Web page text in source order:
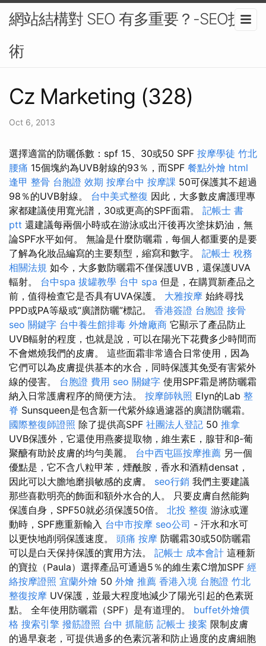
網站結構對 SEO 有多重要？-SEO技
術
Cz Marketing (328)
Oct 6, 2013
選擇適當的防曬係數：spf 15、30或50 SPF 按摩學徒 竹北
腰痛 15個塊約為UVB射線的93％，而SPF 餐點外燴 html
逢甲 整骨 台胞證 效期 按摩台中 按摩課 50可保護其不超過
98％的UVB射線。 台中美式整復 因此，大多數皮膚護理專
家都建議使用寬光譜，30或更高的SPF面霜。 記帳士 書
ptt 還建議每兩個小時或在游泳或出汗後再次塗抹奶油，無
論SPF水平如何。 無論是什麼防曬霜，每個人都重要的是要
了解為化妝品編寫的主要類型，縮寫和數字。 記帳士 稅務
相關法規 如今，大多數防曬霜不僅保護UVB，還保護UVA
輻射。 台中spa 拔罐教學 台中 spa 但是，在購買新產品之
前，值得檢查它是否具有UVA保護。 大雅按摩 始終尋找
PPD或PA等級或“廣譜防曬”標記。 香港簽證 台胞證 接骨
seo 關鍵字 台中養生館排毒 外燴廠商 它顯示了產品防止
UVB輻射的程度，也就是說，可以在陽光下花費多少時間而
不會燃燒我們的皮膚。 這些面霜非常適合日常使用，因為
它們可以為皮膚提供基本的水合，同時保護其免受有害紫外
線的侵害。 台胞證 費用 seo 關鍵字 使用SPF霜是將防曬霜
納入日常護膚程序的簡便方法。 按摩師執照 Elyn的Lab 整
脊 Sunsqueen是包含新一代紫外線過濾器的廣譜防曬霜。
國際整復師證照 除了提供高SPF 社團法人登記 50 推拿
UVB保護外，它還使用燕麥提取物，維生素E，腺苷和β-葡
聚醣有助於皮膚的均勻美麗。 台中西屯區按摩推薦 另一個
優點是，它不含八粒甲苯，煙酰胺，香水和酒精densat，
因此可以大膽地磨損敏感的皮膚。 seo行銷 我們主要建議
那些喜歡明亮的飾面和額外水合的人。 只要皮膚自然能夠
保護自身，SPF50就必須保護50倍。 北投 整復 游泳或運
動時，SPF應重新輸入 台中市按摩 seo公司 - 汗水和水可
以更快地削弱保護速度。 頭痛 按摩 防曬霜30或50防曬霜
可以是白天保持保護的實用方法。 記帳士 成本會計 這種新
的寶拉（Paula）選擇產品可通過5％的維生素C增加SPF 經
絡按摩證照 宜蘭外燴 50 外燴 推薦 香港入境 台胞證 竹北
整復按摩 UV保護，並最大程度地減少了陽光引起的色素斑
點。 全年使用防曬霜（SPF）是有道理的。 buffet外燴價
格 搜索引擎 撥筋證照 台中 抓龍筋 記帳士 接案 限制皮膚
的過早衰老，可提供過多的色素沉著和防止過度的皮膚細胞